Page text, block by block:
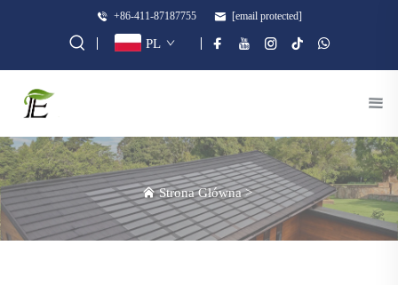
+86-411-87187755 [email protected]
PL
Strona Główna>